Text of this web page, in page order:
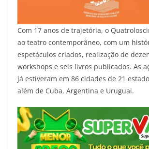
Com 17 anos de trajetória, o
ao teatro contemporâneo, com um
espetáculos criados, realização de
workshops e seis livros publicados. As
já estiveram em 86 cidades de 21
além de Cuba, Argentina e Uruguai.